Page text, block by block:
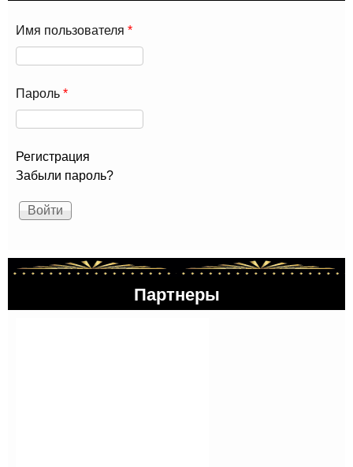
Имя пользователя *
Пароль *
Регистрация
Забыли пароль?
Партнеры